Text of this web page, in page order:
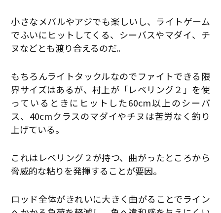
小さなメバルやアジでも楽しいし、ライトゲーム
でふいにヒットしてくる、シーバスやマダイ、チ
ヌなどとも渡り合えるのだ。
もちろんライトタックルなのでファイトできる限
界サイズはあるが、村上が「レベリング２」を使
っているときにヒットした60cm以上のシーバ
ス、40cmクラスのマダイやチヌは苦労なく釣り
上げている。
これはレベリング２が持つ、曲がったところから
脅威的な粘りを発揮することが要因。
ロッド全体がきれいに大きく曲がることでライン